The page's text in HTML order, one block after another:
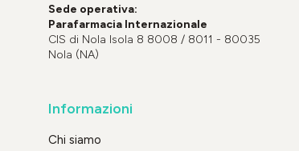
Sede operativa:
Parafarmacia Internazionale
CIS di Nola Isola 8 8008 / 8011 - 80035
Nola (NA)
Informazioni
Chi siamo